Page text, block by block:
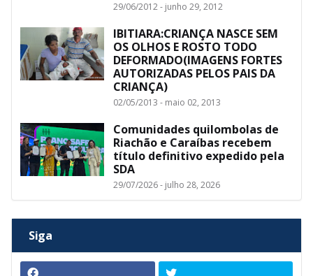
29/06/2012 - junho 29, 2012
IBITIARA:CRIANÇA NASCE SEM
OS OLHOS E ROSTO TODO
DEFORMADO(IMAGENS FORTES
AUTORIZADAS PELOS PAIS DA
CRIANÇA)
02/05/2013 - maio 02, 2013
Comunidades quilombolas de
Riachão e Caraíbas recebem
título definitivo expedido pela
SDA
29/07/2026 - julho 28, 2026
Siga